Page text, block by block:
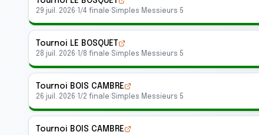
29 juil. 2026· 1/4 finale·Simples Messieurs 5
Tournoi LE BOSQUET
28 juil. 2026· 1/8 finale·Simples Messieurs 5
Tournoi BOIS CAMBRE
26 juil. 2026· 1/2 finale·Simples Messieurs 5
Tournoi BOIS CAMBRE